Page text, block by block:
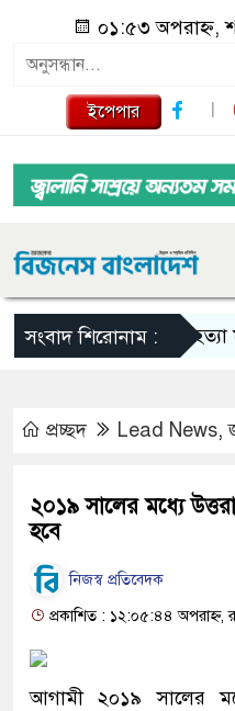
০১:৫৩ অপরাহ্ন,
ইপেপার
সংবাদ শিরোনাম :তনু হত্যা
প্রচ্ছদ Lead News,
২০১৯ সালের মধ্যে
হবে
নিজস্ব প্রতিবেদক
প্রকাশিত : ১২:০৫:৪৪ অপরাহ্ন,
আগামী ২০১৯ সালের